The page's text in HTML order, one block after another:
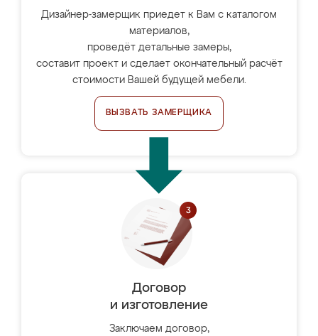
Дизайнер-замерщик приедет к Вам с каталогом
материалов,
проведёт детальные замеры,
составит проект и сделает окончательный расчёт
стоимости Вашей будущей мебели.
ВЫЗВАТЬ ЗАМЕРЩИКА
Договор
и изготовление
Заключаем договор,